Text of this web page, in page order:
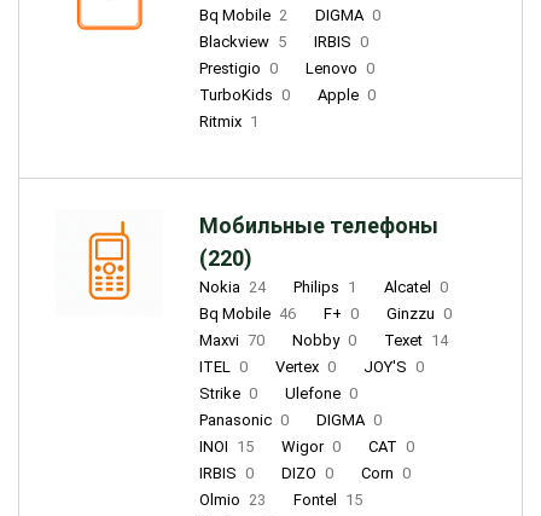
Bq Mobile 2 DIGMA 0
Blackview 5 IRBIS 0
Prestigio 0 Lenovo 0
TurboKids 0 Apple 0
Ritmix 1
Мобильные телефоны
(220)
Nokia 24 Philips 1 Alcatel
0
Bq Mobile 46 F+ 0 Ginzzu 0
Maxvi 70 Nobby 0 Texet 14
ITEL 0 Vertex 0 JOY'S 0
Strike 0 Ulefone 0
Panasonic 0 DIGMA 0
INOI 15 Wigor 0 CAT 0
IRBIS 0 DIZO 0 Corn 0
Olmio 23 Fontel
15